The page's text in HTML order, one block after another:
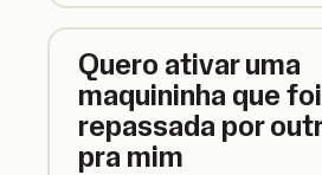
Quero ativar uma
maquininha que foi
repassada por
pra mim